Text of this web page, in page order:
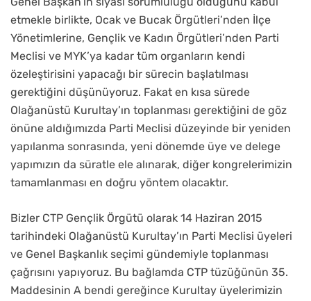
etmekle birlikte, Ocak ve Bucak Örgütleri’nden İlçe
Yönetimlerine, Gençlik ve Kadın Örgütleri’nden Parti
Meclisi ve MYK’ya kadar tüm organların kendi
özeleştirisini yapacağı bir sürecin başlatılması
gerektiğini düşünüyoruz. Fakat en kısa sürede
Olağanüstü Kurultay’ın toplanması gerektiğini de göz
önüne aldığımızda Parti Meclisi düzeyinde bir yeniden
yapılanma sonrasında, yeni dönemde üye ve delege
yapımızın da süratle ele alınarak, diğer kongrelerimizin
tamamlanması en doğru yöntem olacaktır.
Bizler CTP Gençlik Örgütü olarak 14 Haziran 2015
tarihindeki Olağanüstü Kurultay’ın Parti Meclisi üyeleri
ve Genel Başkanlık seçimi gündemiyle toplanması
çağrısını yapıyoruz. Bu bağlamda CTP tüzüğünün 35.
Maddesinin A bendi gereğince Kurultay üyelerimizin